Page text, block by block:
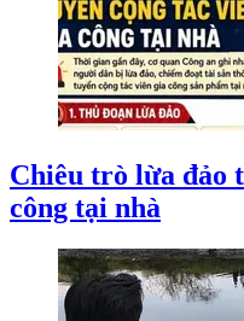
Chiêu trò lừa đảo
công tại nhà